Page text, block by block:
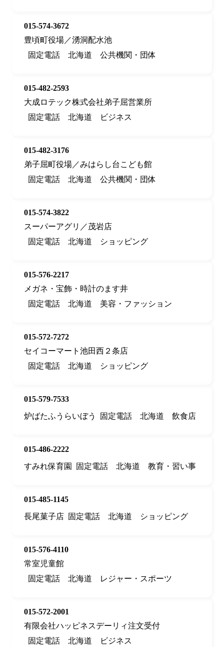
015-574-3672
豊頃町役場／湧洞配水池
固定電話
北海道 公共機関・団体
015-482-2593
大成ロテック株式会社弟子屈営業所
固定電話
北海道 ビジネス
015-482-3176
弟子屈町役場／みはらし台こども館
固定電話
北海道 公共機関・団体
015-574-3822
スーパーアグリ／茂岩店
固定電話
北海道 ショッピング
015-576-2217
メガネ・宝飾・時計のます井
固定電話
北海道 美容・ファッション
015-572-7272
セイコーマート池田西２条店
固定電話
北海道 ショッピング
015-579-7533
炉ばたふうらいぼう
固定電話 北海道 飲食店
015-486-2222
すみれ保育園
固定電話 北海道 教育・習い事
015-485-1145
長尾菓子店 固定電話 北海道 ショッピング
015-576-4110
常室児童館
固定電話
北海道 レジャー・スポーツ
015-572-2001
有限会社ハッピネスデーリィ注文受付
固定電話
北海道 ビジネス